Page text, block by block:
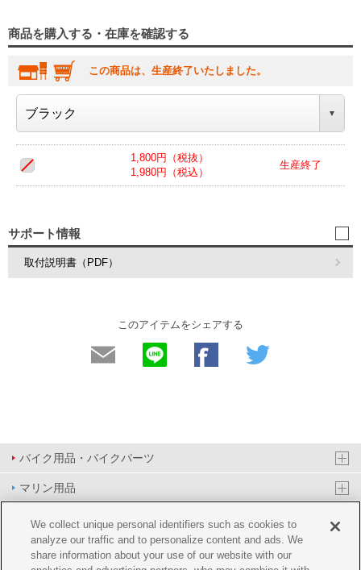
商品を購入する・在庫を確認する
この商品は、生産終了いたしました。
1,800円（税抜）
1,980円（税込）
生産終了
サポート情報
取付説明書（PDF）
このアイテムをシェアする
バイク用品・バイクパーツ
マリン用品
PAS/YPJ用品
その他用品
We collect unique personal identifiers such as cookies to
analyze our traffic and to personalize content and ads. We
share information about your use of our website with our